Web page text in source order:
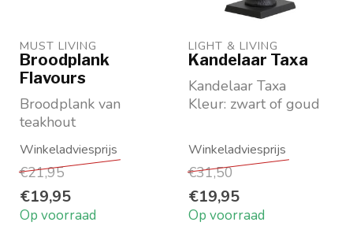
MUST LIVING
Broodplank
Flavours
Broodplank van
teakhout
afm: 2x37x24 cm en
2x37x26 cm
DTP-Interiors
€21,95
€19,95
Op voorraad
LIGHT & LIVING
Kandelaar Taxa
Kandelaar Taxa
Kleur: zwart of goud
diameter 21 cm
Merk:...
€31,50
€19,95
Op voorraad